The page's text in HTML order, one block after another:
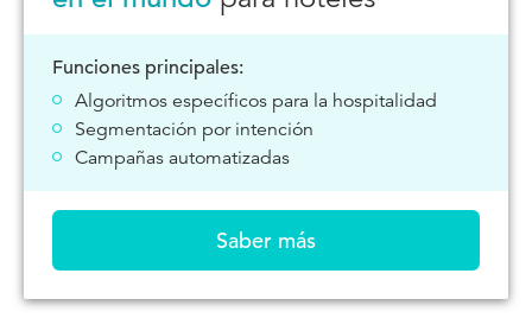
Funciones principales:
Algoritmos específicos para la hospitalidad
Segmentación por intención
Campañas automatizadas
Saber más